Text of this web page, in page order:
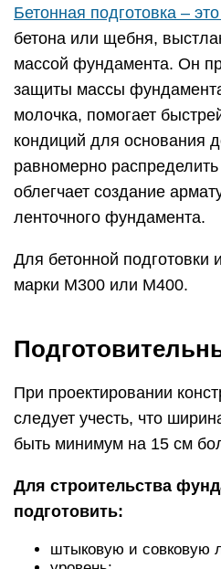
Бетонная подготовка –
бетона или щебня,
массой фундамента. Он
защиты массы
молочка, помогает
кондиций для основания
равномерно распределить
облегчает создание
ленточного фундамента.
Для бетонной подготовки
марки М300 или М400.
При проектировании
следует учесть, что
быть минимум на 15 см
Для строительства
подготовить:
штыковую и совковую